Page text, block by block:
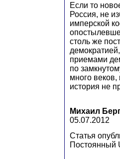
Если то
Россия, не
имперской
столь же
приемами
по
много веков,
история не
Михаил
05.07.2012
Статья
Постоянный